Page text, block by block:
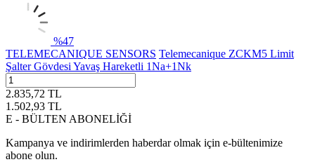
%47
TELEMECANIQUE SENSORS Telemecanique ZCKM5 Limit
Şalter Gövdesi Yavaş Hareketli 1Na+1Nk
2.835,72 TL
1.502,93 TL
E - BÜLTEN ABONELİĞİ
Kampanya ve indirimlerden haberdar olmak için e-bültenimize
abone olun.